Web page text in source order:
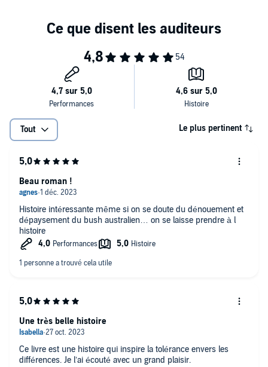
Tout Le plus pertinent
Histoire intéressante même si on se doute du dénouement et
dépaysement du bush australien… on se laisse prendre à l
histoire
Beau roman !
Ce livre est une histoire qui inspire la tolérance envers les
différences. Je l’ai écouté avec un grand plaisir.
Une très belle histoire